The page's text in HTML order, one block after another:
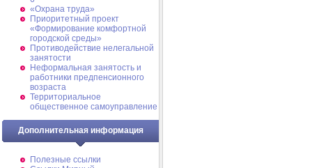
«Охрана труда»
Приоритетный проект
«Формирование комфортной
городской среды»
Противодействие нелегальной
занятости
Неформальная занятость и
работники предпенсионного
возраста
Территориальное
общественное самоуправление
Дополнительная информация
Полезные ссылки